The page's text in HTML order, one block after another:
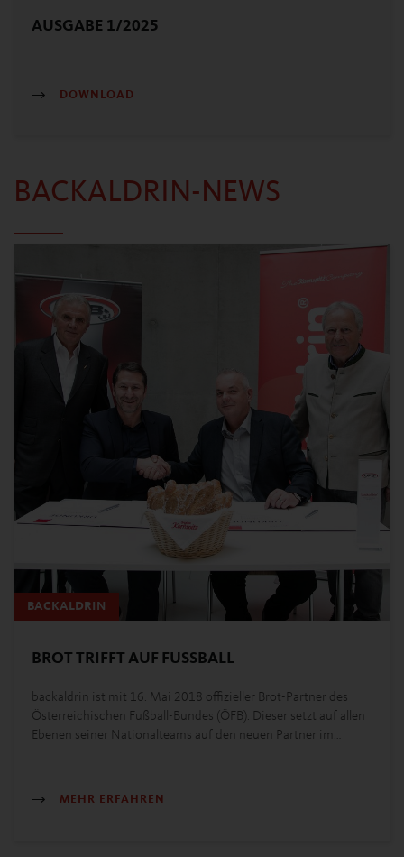
AUSGABE 1/2025
DOWNLOAD
BACKALDRIN-NEWS
BACKALDRIN
BROT TRIFFT AUF FUSSBALL
backaldrin ist mit 16. Mai 2018 offizieller Brot-Partner des
Österreichischen Fußball-Bundes (ÖFB). Dieser setzt auf allen
Ebenen seiner Nationalteams auf den neuen Partner im…
MEHR ERFAHREN